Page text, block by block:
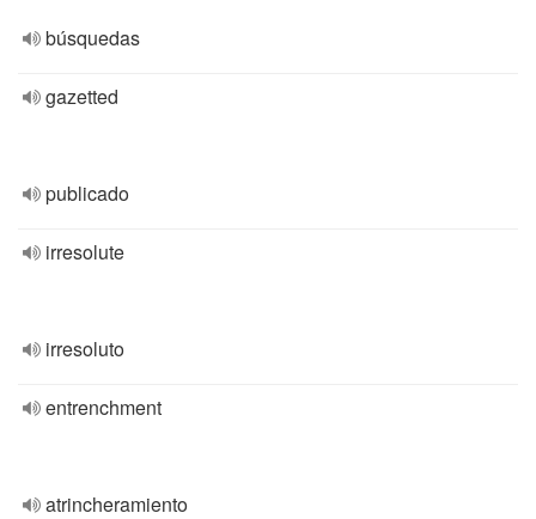
búsquedas
gazetted
publicado
irresolute
irresoluto
entrenchment
atrincheramiento